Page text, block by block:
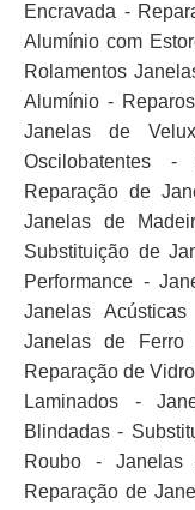
Encravada -
Alumínio com
Rolamentos
Alumínio -
Janelas de
Oscilobatentes
Reparação de
Janelas de
Substituição de
Performance -
Janelas
Janelas de
Reparação de
Laminados -
Blindadas -
Roubo - Janelas
Reparação de